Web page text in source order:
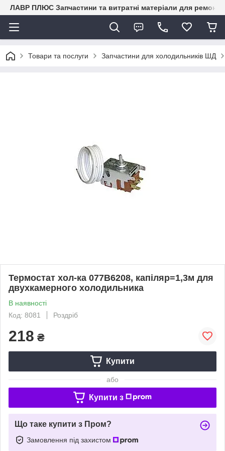
ЛАВР ПЛЮС Запчастини та витратні матеріали для ремонту
Товари та послуги Запчастини для холодильників ШД
Термостат хол-ка 077B6208, капіляр=1,3м для
двухкамерного холодильника
В наявності
Код: 8081
Роздріб
218 ₴
Купити
або
Купити з
Що таке купити з Пром?
Замовлення під захистом